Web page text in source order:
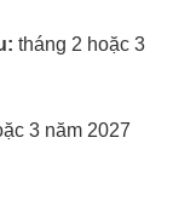
tháng 2 hoặc 3
3 năm 2027